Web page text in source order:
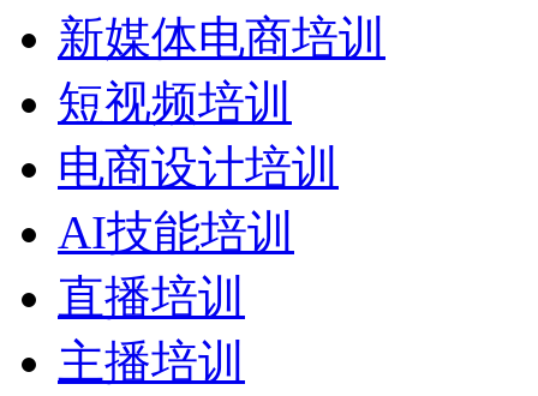
新媒体电商培训
短视频培训
电商设计培训
AI技能培训
直播培训
主播培训